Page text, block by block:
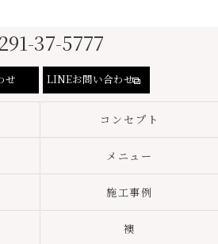
37-5777
せ LINEお問い合わせ
コンセプト
メニュー
施工事例
襖